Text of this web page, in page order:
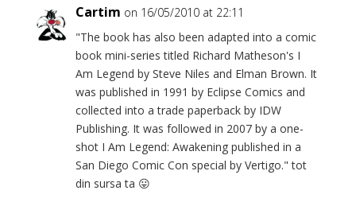
Cartim on 16/05/2010 at 22:11
"The book has also been adapted into a comic
book mini-series titled Richard Matheson's I
Am Legend by Steve Niles and Elman Brown. It
was published in 1991 by Eclipse Comics and
collected into a trade paperback by IDW
Publishing. It was followed in 2007 by a one-
shot I Am Legend: Awakening published in a
San Diego Comic Con special by Vertigo." tot
din sursa ta 😛